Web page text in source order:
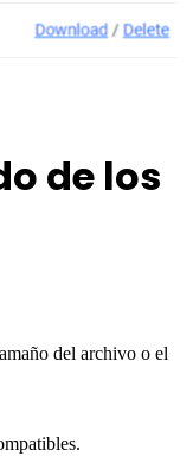
de los
del archivo o el